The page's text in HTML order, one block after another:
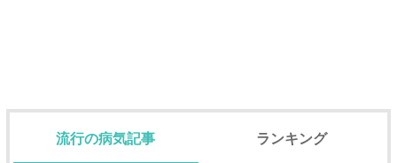
流行の病気記事 ランキング